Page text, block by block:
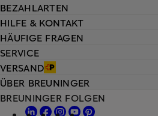
HILFE & KONTAKT
HÄUFIGE FRAGEN
SERVICE
VERSAND
BEZAHLARTEN
ÜBER BREUNINGER
BREUNINGER FOLGEN